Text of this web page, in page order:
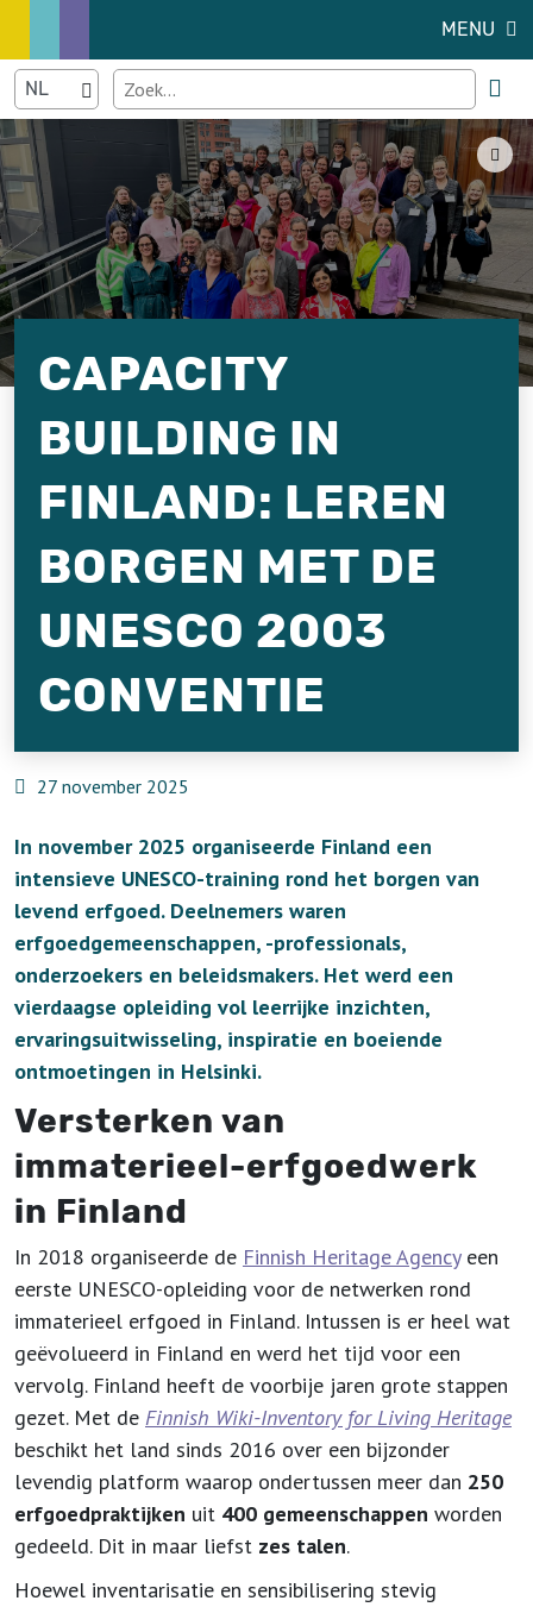
MENU
CAPACITY
BUILDING IN
FINLAND: LEREN
BORGEN MET DE
UNESCO 2003
CONVENTIE
27 november 2025
In november 2025 organiseerde Finland een
intensieve UNESCO-training rond het borgen van
levend erfgoed. Deelnemers waren
erfgoedgemeenschappen, -professionals,
onderzoekers en beleidsmakers. Het werd een
vierdaagse opleiding vol leerrijke inzichten,
ervaringsuitwisseling, inspiratie en boeiende
ontmoetingen in Helsinki.
Versterken van
immaterieel-erfgoedwerk
in Finland
In 2018 organiseerde de Finnish Heritage Agencyeen
eerste UNESCO-opleiding voor de netwerken rond
immaterieel erfgoed in Finland. Intussen is er heel wat
geëvolueerd in Finland en werd het tijd voor een
vervolg. Finland heeft de voorbije jaren grote stappen
gezet. Met de Finnish Wiki-Inventory for Living Heritage
beschikt het land sinds 2016 over een bijzonder
levendig platform waarop ondertussen meer dan 250
erfgoedpraktijken uit 400 gemeenschappen worden
gedeeld. Dit in maar liefst zes talen.
Hoewel inventarisatie en sensibilisering stevig